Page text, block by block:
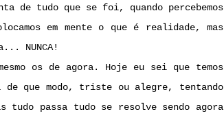
de tudo que se foi, quando percebemos
em mente o que é realidade, mas
NUNCA!
os de agora. Hoje eu sei que temos
que modo, triste ou alegre, tentando
passa tudo se resolve sendo agora